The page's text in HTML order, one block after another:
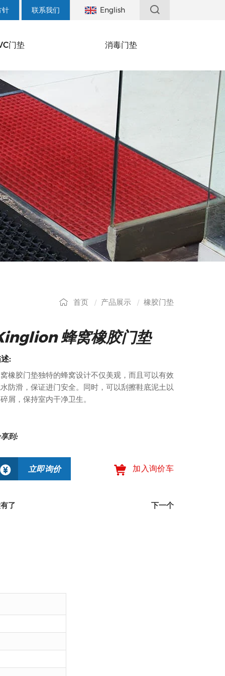
针 联系我们 English
门垫 消毒门垫
首页 产品展示 橡胶门垫
蜂窝橡胶门垫
:
橡胶门垫独特的蜂窝设计不仅美观，而且可以有效
防滑，保证进门安全。同时，可以刮擦鞋底泥土以
屑，保持室内干净卫生。
到:
立即询价 加入询价车
了 下一个